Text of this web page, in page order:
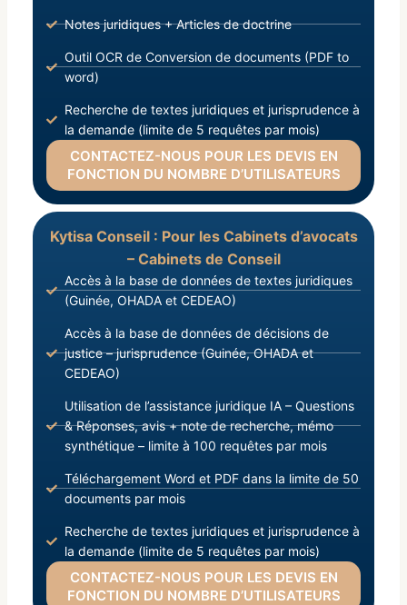
Notes juridiques + Articles de doctrine
Outil OCR de Conversion de documents (PDF to
word)
Recherche de textes juridiques et jurisprudence à
la demande (limite de 5 requêtes par mois)
CONTACTEZ-NOUS POUR LES DEVIS EN
FONCTION DU NOMBRE D’UTILISATEURS
Kytisa Conseil : Pour les Cabinets d’avocats
– Cabinets de Conseil
Accès à la base de données de textes juridiques
(Guinée, OHADA et CEDEAO)
Accès à la base de données de décisions de
justice – jurisprudence (Guinée, OHADA et
CEDEAO)
Utilisation de l’assistance juridique IA – Questions
& Réponses, avis + note de recherche, mémo
synthétique – limite à 100 requêtes par mois
Téléchargement Word et PDF dans la limite de 50
documents par mois
Recherche de textes juridiques et jurisprudence à
la demande (limite de 5 requêtes par mois)
CONTACTEZ-NOUS POUR LES DEVIS EN
FONCTION DU NOMBRE D’UTILISATEURS